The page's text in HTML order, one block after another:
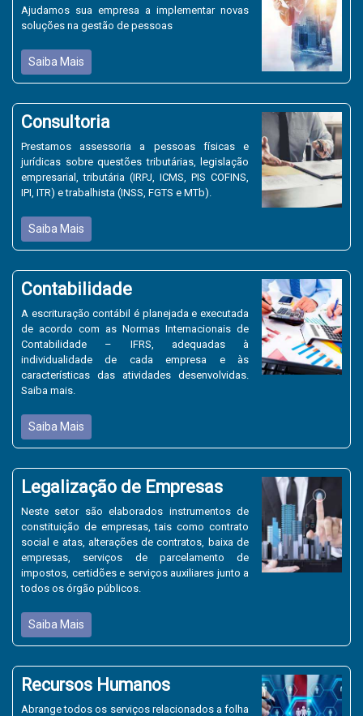
Ajudamos sua empresa a implementar novas
soluções na gestão de pessoas
Saiba Mais
Consultoria
Prestamos assessoria a pessoas físicas e
jurídicas sobre questões tributárias, legislação
empresarial, tributária (IRPJ, ICMS, PIS COFINS,
IPI, ITR) e trabalhista (INSS, FGTS e MTb).
Saiba Mais
Contabilidade
A escrituração contábil é planejada e executada
de acordo com as Normas Internacionais de
Contabilidade – IFRS, adequadas à
individualidade de cada empresa e às
características das atividades desenvolvidas.
Saiba mais.
Saiba Mais
Legalização de Empresas
Neste setor são elaborados instrumentos de
constituição de empresas, tais como contrato
social e atas, alterações de contratos, baixa de
empresas, serviços de parcelamento de
impostos, certidões e serviços auxiliares junto a
todos os órgão públicos.
Saiba Mais
Recursos Humanos
Abrange todos os serviços relacionados a folha